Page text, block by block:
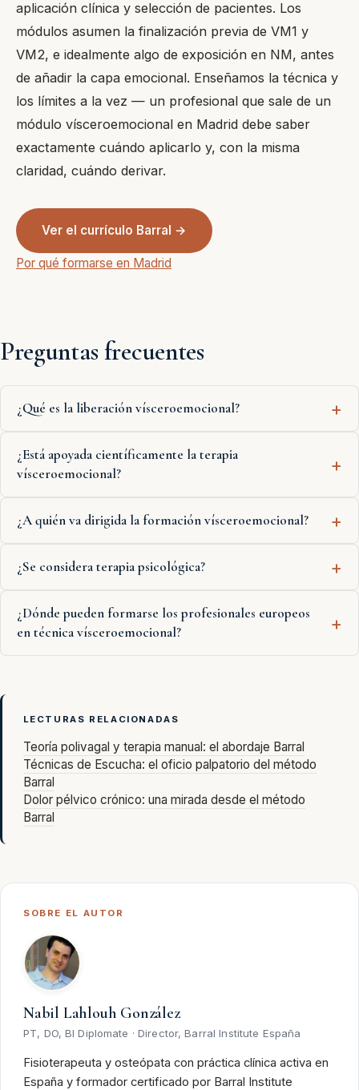
aplicación clínica y selección de pacientes. Los
módulos asumen la finalización previa de VM1 y
VM2, e idealmente algo de exposición en NM, antes
de añadir la capa emocional. Enseñamos la técnica y
los límites a la vez — un profesional que sale de un
módulo vísceroemocional en Madrid debe saber
exactamente cuándo aplicarlo y, con la misma
claridad, cuándo derivar.
Ver el currículo Barral →
Por qué formarse en Madrid
Preguntas frecuentes
¿Qué es la liberación vísceroemocional?
¿Está apoyada científicamente la terapia
vísceroemocional?
¿A quién va dirigida la formación vísceroemocional?
¿Se considera terapia psicológica?
¿Dónde pueden formarse los profesionales europeos
en técnica vísceroemocional?
LECTURAS RELACIONADAS
Teoría polivagal y terapia manual: el abordaje Barral
Técnicas de Escucha: el oficio palpatorio del método
Barral
Dolor pélvico crónico: una mirada desde el método
Barral
SOBRE EL AUTOR
Nabil Lahlouh González
PT, DO, BI Diplomate · Director, Barral Institute España
Fisioterapeuta y osteópata con práctica clínica activa en
España y formador certificado por Barral Institute